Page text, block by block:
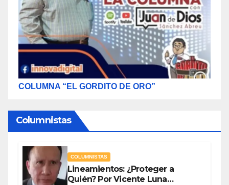
COLUMNA “EL GORDITO DE ORO”
Columnistas
COLUMNISTAS
Lineamientos: ¿Proteger a
Quién? Por Vicente Luna